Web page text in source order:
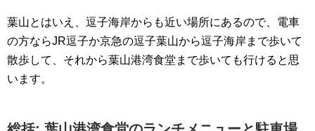
葉山とはいえ、逗子海岸からも近い場所にあるので、電車
の方ならJR逗子か京急の逗子葉山から逗子海岸まで歩いて
散歩して、それから葉山港湾食堂まで歩いても行けると思
います。